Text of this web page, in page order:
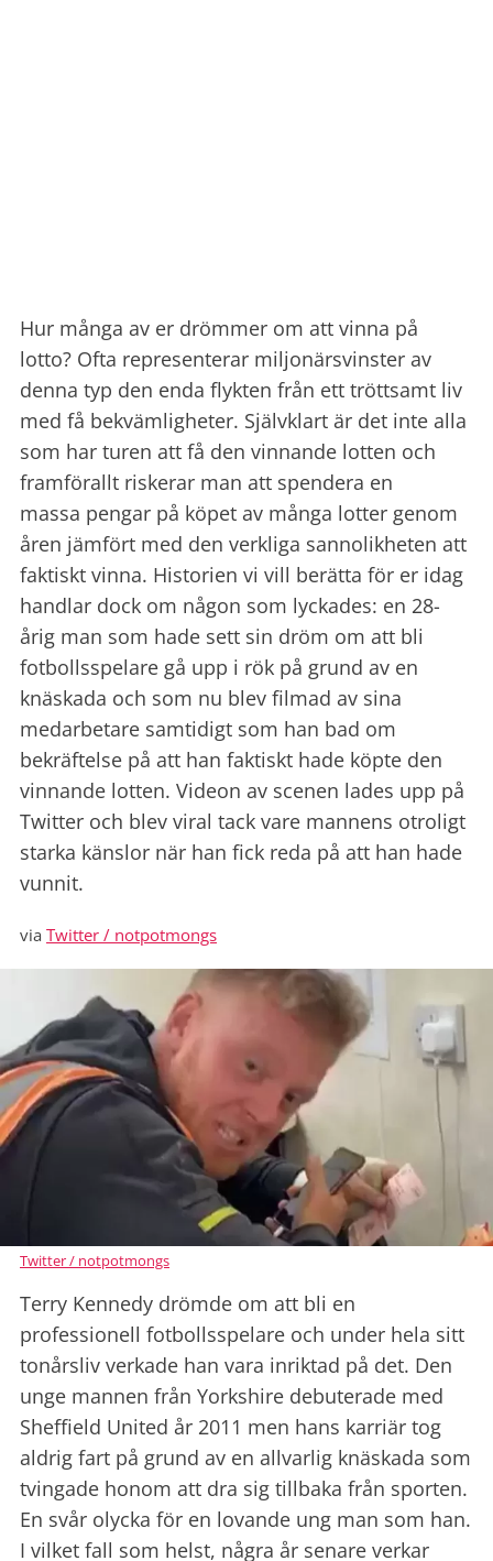
Hur många av er drömmer om att vinna på
lotto? Ofta representerar miljonärsvinster av
denna typ den enda flykten från ett tröttsamt liv
med få bekvämligheter. Självklart är det inte alla
som har turen att få den vinnande lotten och
framförallt riskerar man att spendera en
massa pengar på köpet av många lotter genom
åren jämfört med den verkliga sannolikheten att
faktiskt vinna. Historien vi vill berätta för er idag
handlar dock om någon som lyckades: en 28-
årig man som hade sett sin dröm om att bli
fotbollsspelare gå upp i rök på grund av en
knäskada och som nu blev filmad av sina
medarbetare samtidigt som han bad om
bekräftelse på att han faktiskt hade köpte den
vinnande lotten. Videon av scenen lades upp på
Twitter och blev viral tack vare mannens otroligt
starka känslor när han fick reda på att han hade
vunnit.
via Twitter / notpotmongs
Twitter / notpotmongs
Terry Kennedy drömde om att bli en
professionell fotbollsspelare och under hela sitt
tonårsliv verkade han vara inriktad på det. Den
unge mannen från Yorkshire debuterade med
Sheffield United år 2011 men hans karriär tog
aldrig fart på grund av en allvarlig knäskada som
tvingade honom att dra sig tillbaka från sporten.
En svår olycka för en lovande ung man som han.
I vilket fall som helst, några år senare verkar